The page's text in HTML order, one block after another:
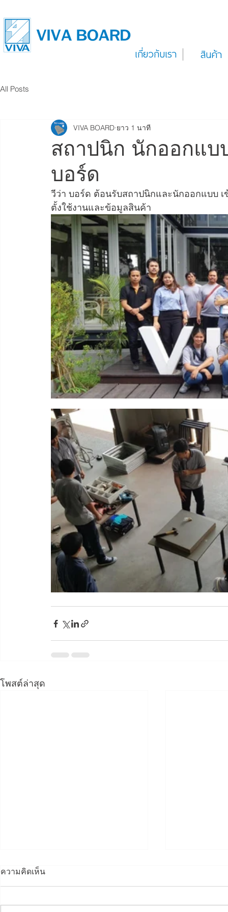
เกี่ยวกับเรา สินค้า
All Posts
สถาปนิก นักออกแบ
บอร์ด
VIVA BOARD ยาว 1 นาที
วีว่า บอร์ด ต้อนรับสถาปนิกและนักออกแบบ
ตั้งใช้งานและข้อมูลสินค้า
โพสต์ล่าสุด
ความคิดเห็น